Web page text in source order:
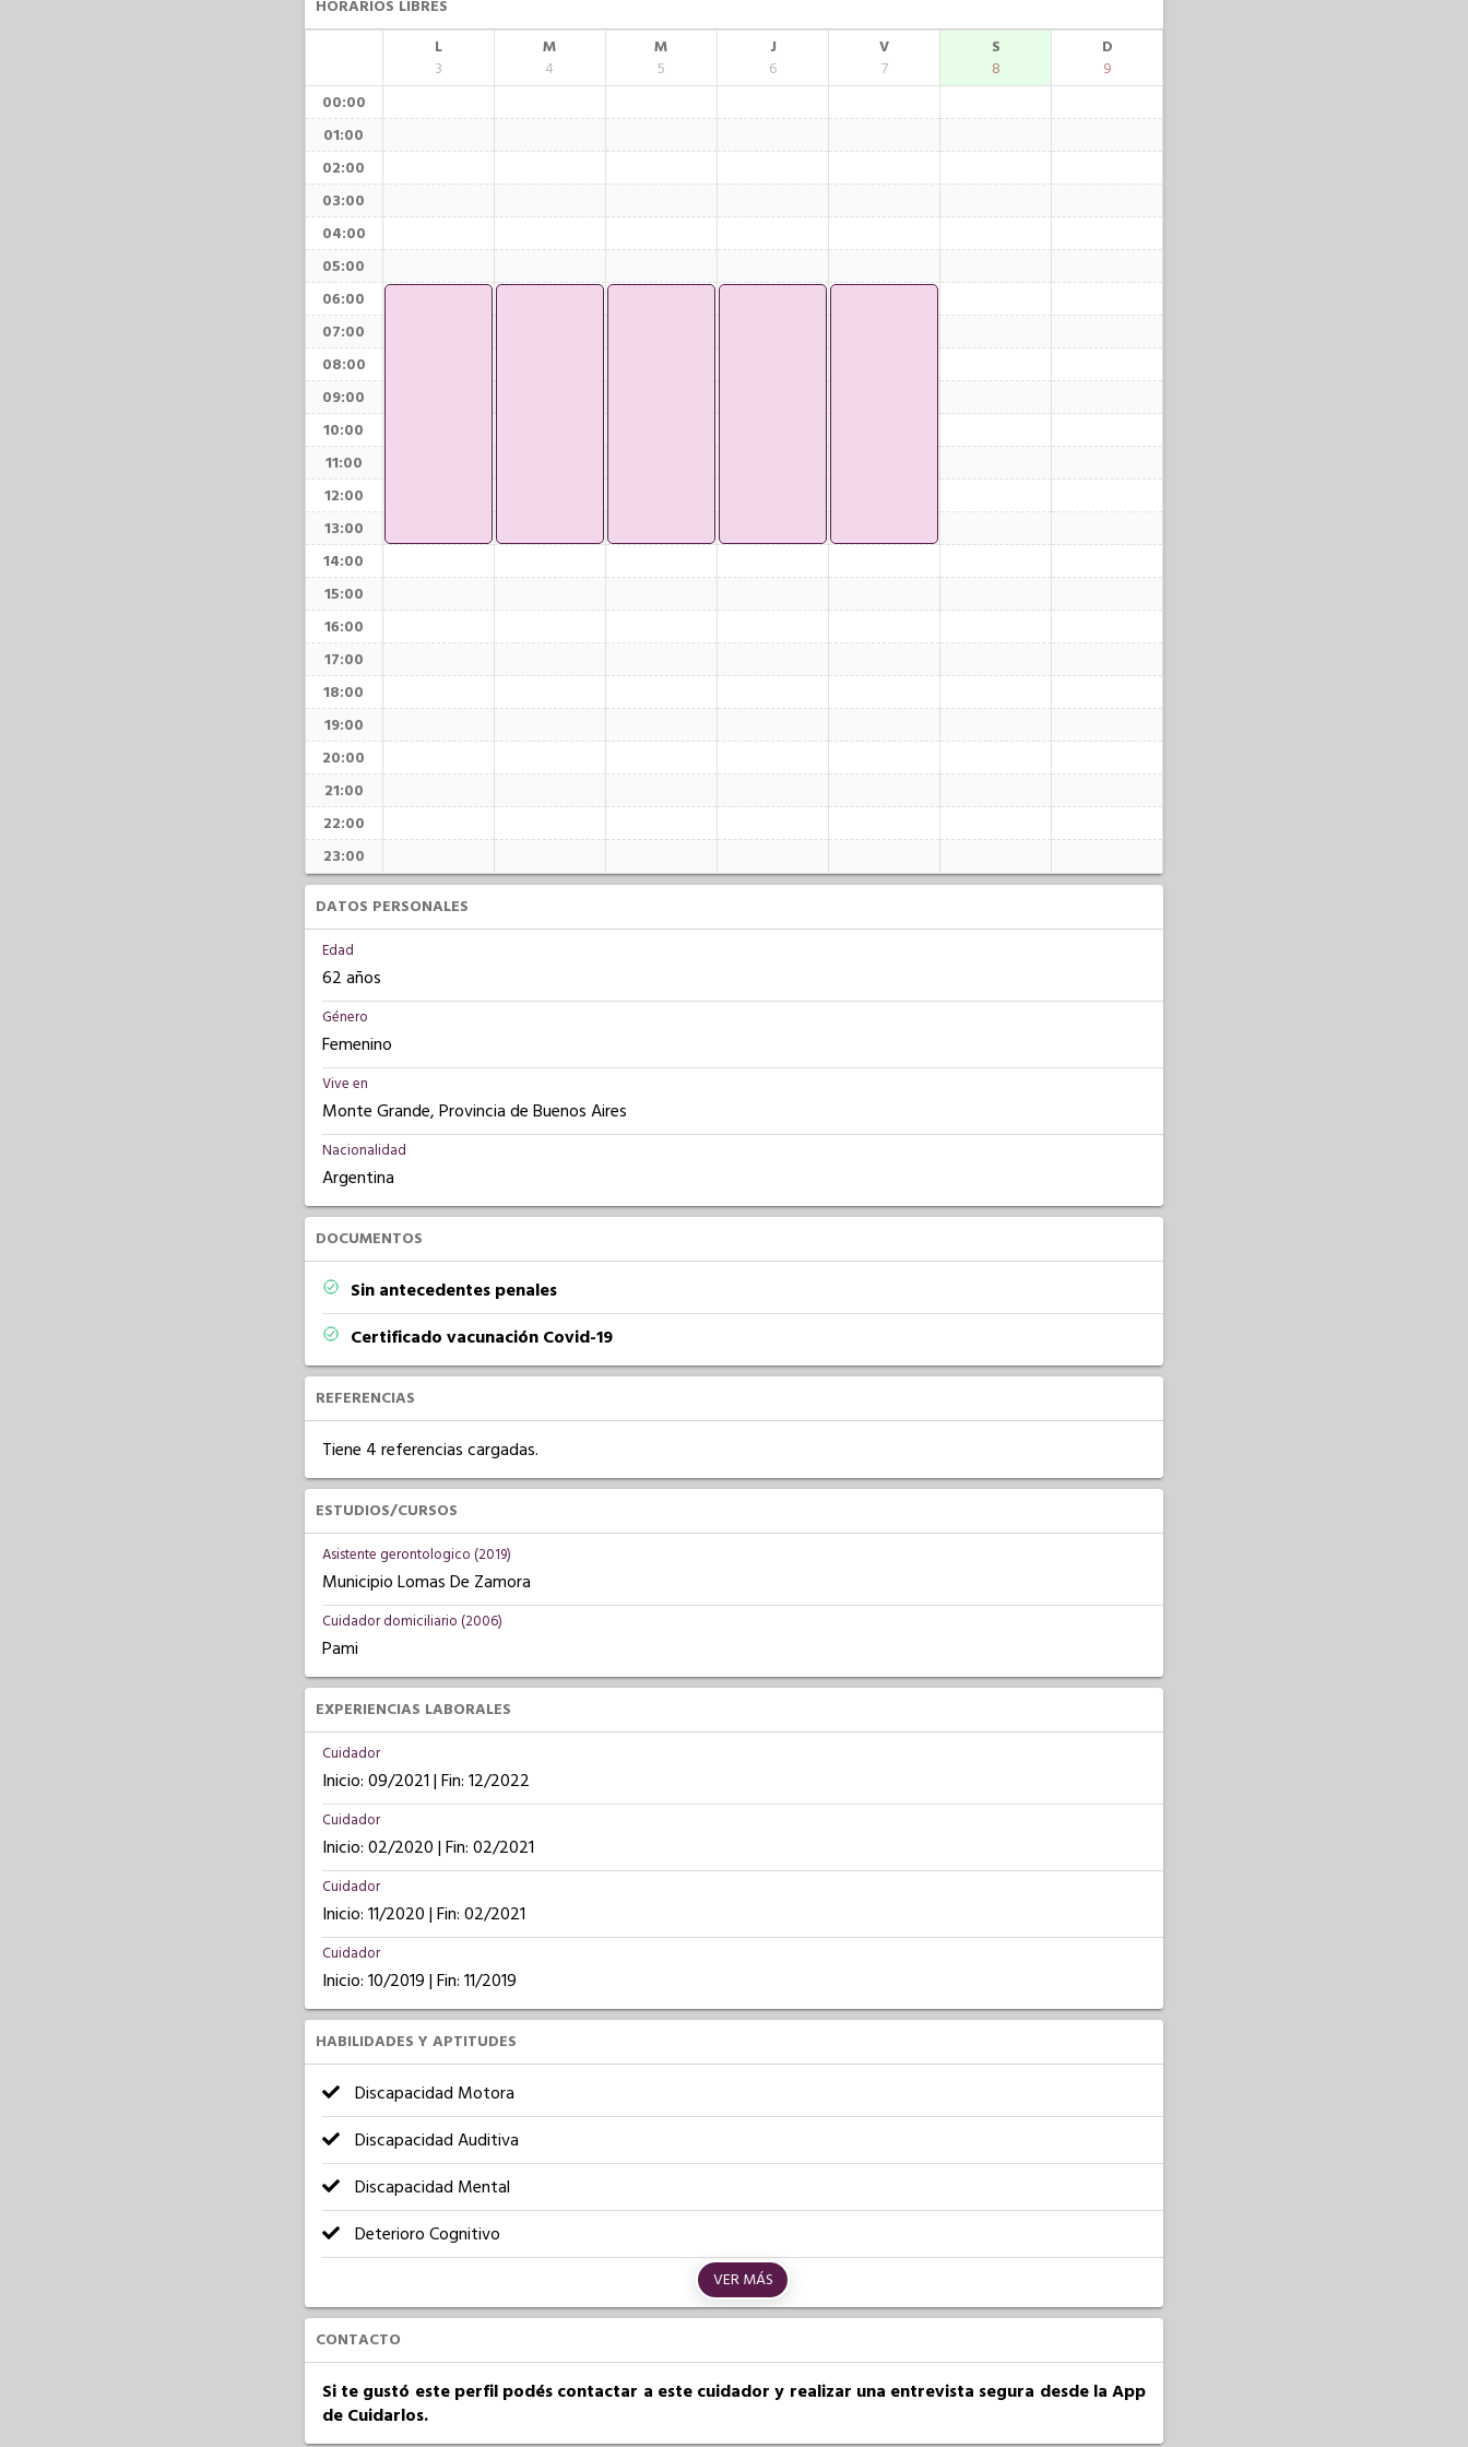
HORARIOS LIBRES
L
3
M
4
M
5
J
6
V
7
S
8
D
9
00:00
01:00
02:00
03:00
04:00
05:00
06:00
07:00
08:00
09:00
10:00
11:00
12:00
13:00
14:00
15:00
16:00
17:00
18:00
19:00
20:00
21:00
22:00
23:00
DATOS PERSONALES
Edad
62 años
Género
Femenino
Vive en
Monte Grande, Provincia de Buenos Aires
Nacionalidad
Argentina
DOCUMENTOS
Sin antecedentes penales
Certificado vacunación Covid-19
REFERENCIAS
Tiene 4 referencias cargadas.
ESTUDIOS/CURSOS
Asistente gerontologico (2019)
Municipio Lomas De Zamora
Cuidador domiciliario (2006)
Pami
EXPERIENCIAS LABORALES
Cuidador
Inicio: 09/2021 | Fin: 12/2022
Cuidador
Inicio: 02/2020 | Fin: 02/2021
Cuidador
Inicio: 11/2020 | Fin: 02/2021
Cuidador
Inicio: 10/2019 | Fin: 11/2019
HABILIDADES Y APTITUDES
Discapacidad Motora
Discapacidad Auditiva
Discapacidad Mental
Deterioro Cognitivo
VER MÁS
CONTACTO
Si te gustó este perfil podés contactar a este cuidador y realizar una entrevista segura desde la App
de Cuidarlos.